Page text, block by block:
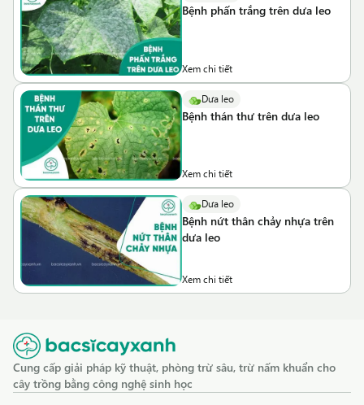
Bệnh phấn trắng trên dưa leo
Xem chi tiết
Dưa leo
Bệnh thán thư trên dưa leo
Xem chi tiết
Dưa leo
Bệnh nứt thân chảy nhựa trên
dưa leo
Xem chi tiết
Cung cấp giải pháp kỹ thuật, phòng trừ sâu, trừ nấm khuẩn cho
cây trồng bằng công nghệ sinh học